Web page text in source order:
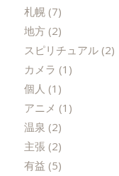
札幌(7)
地方(2)
スピリチュアル(2)
カメラ (1)
個人 (1)
アニメ (1)
温泉 (2)
主張 (2)
有益 (5)